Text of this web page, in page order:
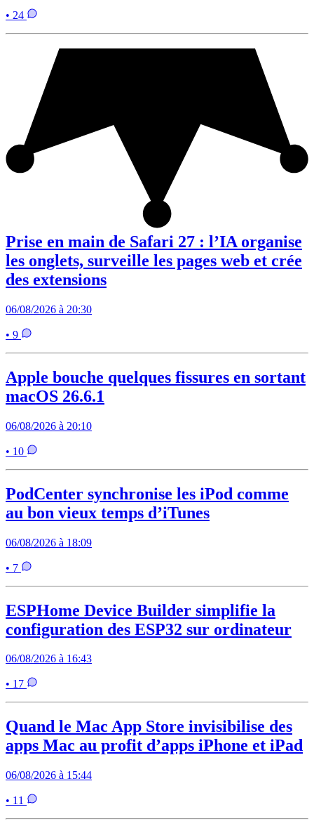
• 24
Prise en main de Safari 27 : l’IA organise
les onglets, surveille les pages web et crée
des extensions
06/08/2026 à 20:30
• 9
Apple bouche quelques fissures en sortant
macOS 26.6.1
06/08/2026 à 20:10
• 10
PodCenter synchronise les iPod comme
au bon vieux temps d’iTunes
06/08/2026 à 18:09
• 7
ESPHome Device Builder simplifie la
configuration des ESP32 sur ordinateur
06/08/2026 à 16:43
• 17
Quand le Mac App Store invisibilise des
apps Mac au profit d’apps iPhone et iPad
06/08/2026 à 15:44
• 11